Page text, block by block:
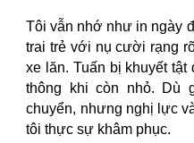
Tôi vẫn nhớ như in ngày
trai trẻ với nụ cười rạng
xe lăn. Tuấn bị khuyết
thông khi còn nhỏ. Dù
chuyển, nhưng nghị lực
tôi thực sự khâm phục.